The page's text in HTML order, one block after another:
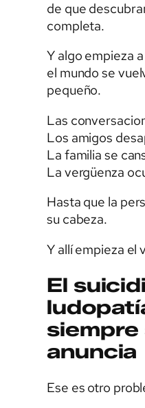
de que
completa.
Y algo empieza
el mundo se
pequeño.
Las
Los amigos
La familia se
La vergüenza
Hasta que la
su cabeza.
Y allí empieza el
El
siempre
anuncia
Ese es otro